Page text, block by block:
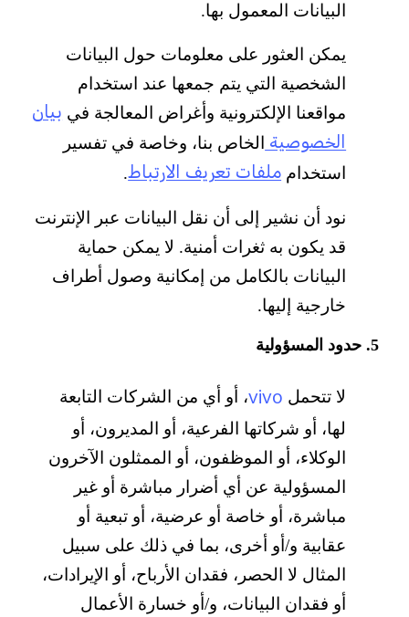
البيانات المعمول بها.
يمكن العثور على معلومات حول البيانات
الشخصية التي يتم جمعها عند استخدام
مواقعنا الإلكترونية وأغراض المعالجة في بيان
الخصوصية الخاص بنا، وخاصة في تفسير
استخدام ملفات تعريف الارتباط.
نود أن نشير إلى أن نقل البيانات عبر الإنترنت
قد يكون به ثغرات أمنية. لا يمكن حماية
البيانات بالكامل من إمكانية وصول أطراف
خارجية إليها.
5. حدود المسؤولية
لا تتحمل vivo، أو أي من الشركات التابعة
لها، أو شركاتها الفرعية، أو المديرون، أو
الوكلاء، أو الموظفون، أو الممثلون الآخرون
المسؤولية عن أي أضرار مباشرة أو غير
مباشرة، أو خاصة أو عرضية، أو تبعية أو
عقابية و/أو أخرى، بما في ذلك على سبيل
المثال لا الحصر، فقدان الأرباح، أو الإيرادات،
أو فقدان البيانات، و/أو خسارة الأعمال